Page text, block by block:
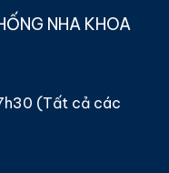
NHA KHOA
(Tất cả các